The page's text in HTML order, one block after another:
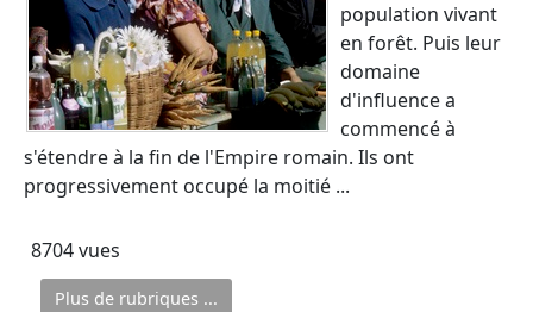
population vivant
en forêt. Puis leur
domaine
d'influence a
commencé à
s'étendre à la fin de l'Empire romain. Ils ont
progressivement occupé la moitié ...
8704 vues
Plus de rubriques ...